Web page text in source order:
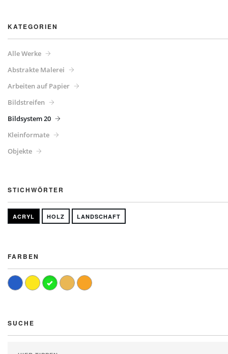
KATEGORIEN
Alle Werke
Abstrakte Malerei
Arbeiten auf Papier
Bildstreifen
Bildsystem 20
Kleinformate
Objekte
STICHWÖRTER
ACRYL HOLZ LANDSCHAFT
FARBEN
SUCHE